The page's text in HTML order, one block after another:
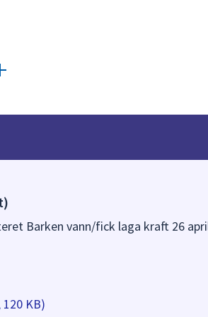
Barken vann/fick laga kraft 26
KB)